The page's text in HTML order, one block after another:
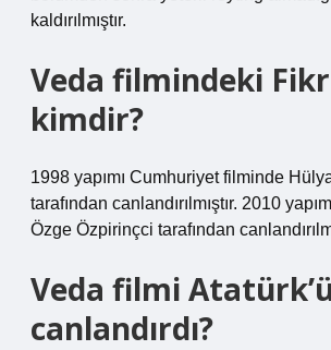
kaldırılmıştır.
Veda filmindeki
kimdir?
1998 yapımı Cumhuriyet filminde
tarafından canlandırılmıştır. 2010
Özge Özpirinçci tarafından
Veda filmi
canlandırdı?